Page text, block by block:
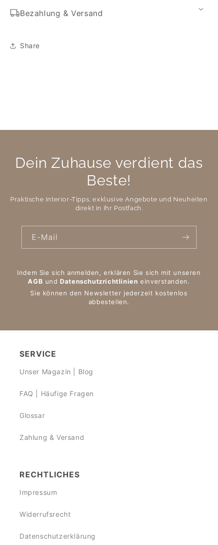
Bezahlung & Versand
Share
Dein Zuhause verdient das
Beste!
Praktische Interior-Tipps, exklusive Angebote und Neuheiten
direkt in Ihr Postfach.
E-Mail
Indem Sie sich anmelden, erklären Sie sich mit unseren
AGB undDatenschutzrichtlinien einverstanden.
Sie können den Newsletter jederzeit kostenlos
abbestellen.
SERVICE
Unser Magazin | Blog
FAQ | Häufige Fragen
Glossar
Zahlung & Versand
RECHTLICHES
Impressum
Widerrufsrecht
Datenschutzerklärung